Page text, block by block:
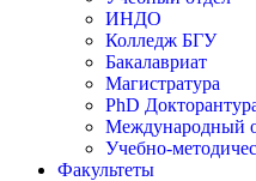
ИНДО
Колледж БГУ
Бакалавриат
Магистратура
PhD
Международный
Учебно-
Факультеты